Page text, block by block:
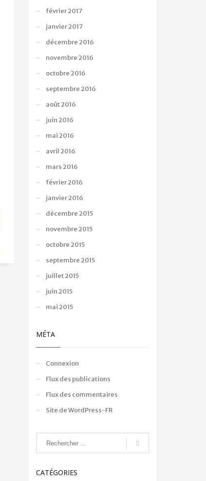
février 2017
janvier 2017
décembre 2016
novembre 2016
octobre 2016
septembre 2016
août 2016
juin 2016
mai 2016
avril 2016
mars 2016
février 2016
janvier 2016
décembre 2015
novembre 2015
octobre 2015
septembre 2015
juillet 2015
juin 2015
mai 2015
MÉTA
Connexion
Flux des publications
Flux des commentaires
Site de WordPress-FR
CATÉGORIES